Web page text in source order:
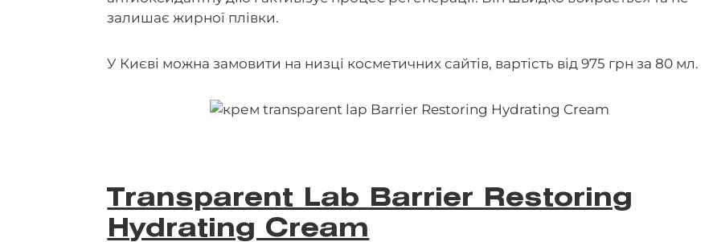
залишає жирної плівки.
У Києві можна замовити на низці косметичних сайтів, вартість від 975 грн за 80 мл.
Transparent Lab Barrier Restoring
Hydrating Cream